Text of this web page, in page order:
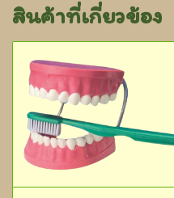
สินค้าที่เกี่ยวข้อง